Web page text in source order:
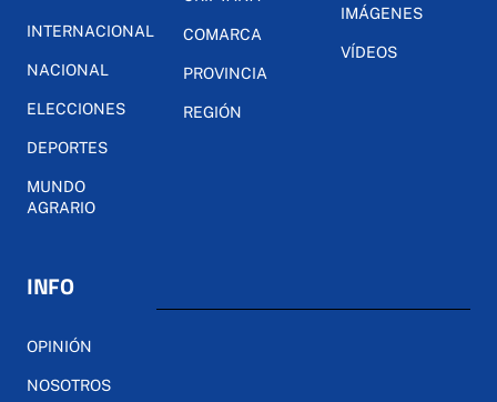
INTERNACIONAL
NACIONAL
ELECCIONES
DEPORTES
MUNDO
AGRARIO
COMARCA
PROVINCIA
REGIÓN
IMÁGENES
VÍDEOS
INFO
OPINIÓN
NOSOTROS